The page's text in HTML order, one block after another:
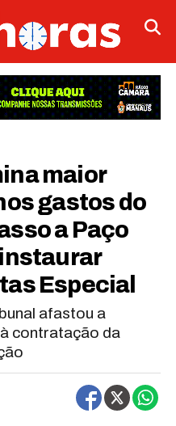
maior
gastos do
a Paço
Especial
afastou a
contratação da